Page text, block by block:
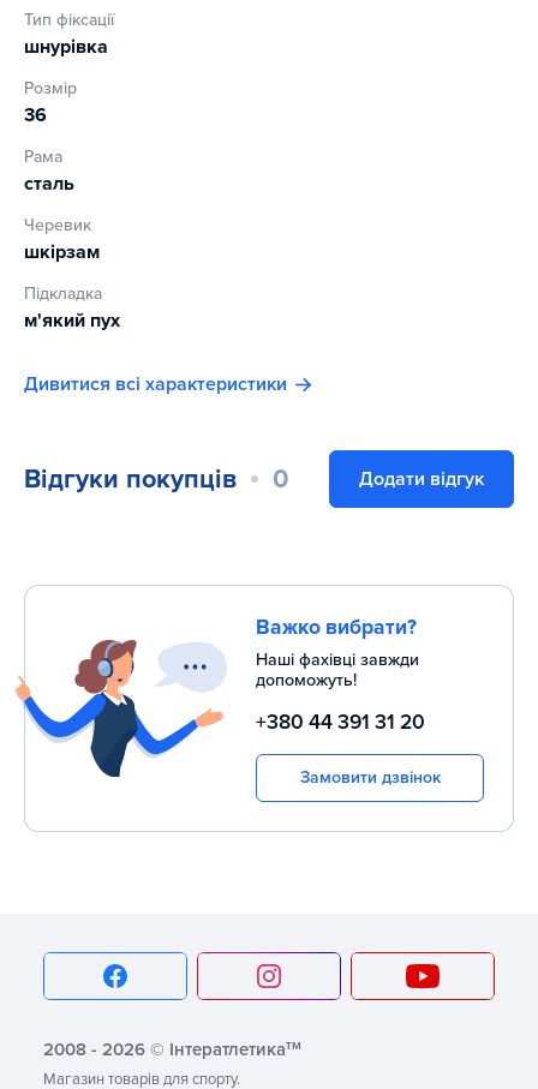
Тип фіксації
шнурівка
Розмір
36
Рама
сталь
Черевик
шкірзам
Підкладка
м'який пух
Дивитися всі характеристики
Відгуки покупців 0 Додати відгук
Важко вибрати?
Наші фахівці завжди
допоможуть!
+380 44 391 31 20
Замовити дзвінок
2008 - 2026 © Інтератлетикатм
Магазин товарів для спорту.